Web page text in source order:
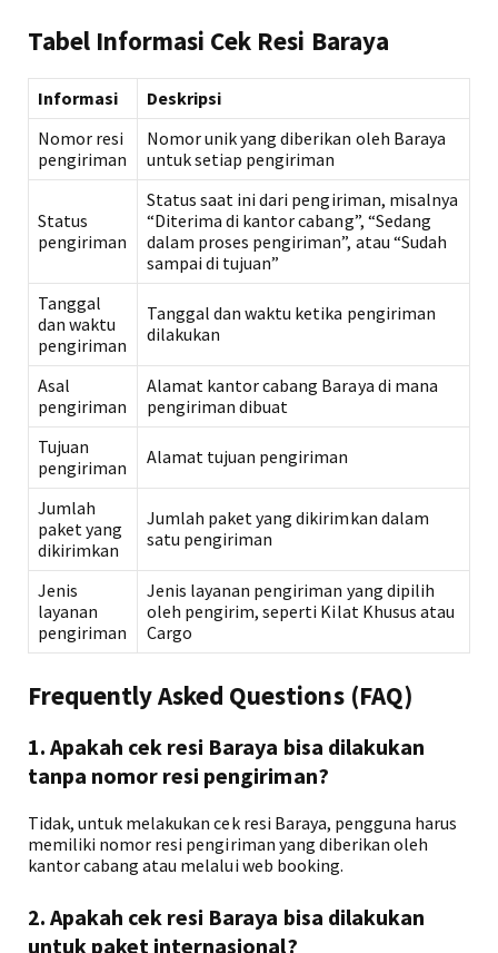
Tabel Informasi Cek Resi Baraya
Informasi
Deskripsi
Nomor resi
pengiriman
Nomor unik yang diberikan oleh Baraya
untuk setiap pengiriman
Status
pengiriman
Status saat ini dari pengiriman, misalnya
“Diterima di kantor cabang”, “Sedang
dalam proses pengiriman”, atau “Sudah
sampai di tujuan”
Tanggal
dan waktu
pengiriman
Tanggal dan waktu ketika pengiriman
dilakukan
Asal
pengiriman
Alamat kantor cabang Baraya di mana
pengiriman dibuat
Tujuan
pengiriman
Alamat tujuan pengiriman
Jumlah
paket yang
dikirimkan
Jumlah paket yang dikirimkan dalam
satu pengiriman
Jenis
layanan
pengiriman
Jenis layanan pengiriman yang dipilih
oleh pengirim, seperti Kilat Khusus atau
Cargo
Frequently Asked Questions (FAQ)
1. Apakah cek resi Baraya bisa dilakukan
tanpa nomor resi pengiriman?
Tidak, untuk melakukan cek resi Baraya, pengguna harus
memiliki nomor resi pengiriman yang diberikan oleh
kantor cabang atau melalui web booking.
2. Apakah cek resi Baraya bisa dilakukan
untuk paket internasional?